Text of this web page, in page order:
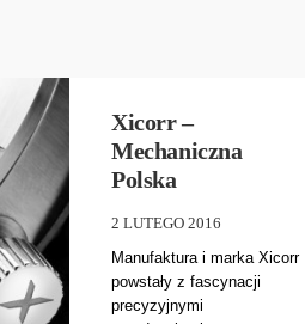
Xicorr –
Mechaniczna
Polska
2 LUTEGO 2016
Manufaktura i marka Xicorr
powstały z fascynacji
precyzyjnymi